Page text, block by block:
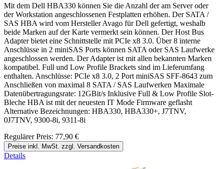
Mit dem Dell HBA330 können Sie die Anzahl der am Server oder
der Workstation angeschlossenen Festplatten erhöhen. Der SATA /
SAS HBA wird vom Hersteller Avago für Dell gefertigt, weshalb
beide Marken auf der Karte vermerkt sein können. Der Host Bus
Adapter bietet eine Schnittstelle mit PCIe x8 3.0. Über 8 interne
Anschlüsse in 2 miniSAS Ports können SATA oder SAS Laufwerke
angeschlossen werden. Der Adapter ist mit allen bekannten Marken
kompatibel. Full und Low Profile Brackets sind im Lieferumfang
enthalten. Anschlüsse: PCIe x8 3.0, 2 Port miniSAS SFF-8643 zum
Anschließen von maximal 8 SATA / SAS Laufwerken Maximale
Datenübertragungsrate: 12GBit/s Inklusive Full & Low Profile Slot-
Bleche HBA ist mit der neuesten IT Mode Firmware geflasht
Alternative Bezeichnungen: HBA330, HBA330+, J7TNV,
0J7TNV, 9300-8i, 9311-8i
Regulärer Preis: 77,90 €
Preise inkl. MwSt. zzgl. Versandkosten
Details